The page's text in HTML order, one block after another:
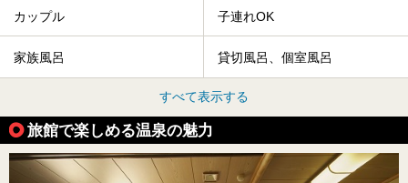
カップル 子連れOK
家族風呂 貸切風呂、個室風呂
すべて表示する
旅館で楽しめる温泉の魅力